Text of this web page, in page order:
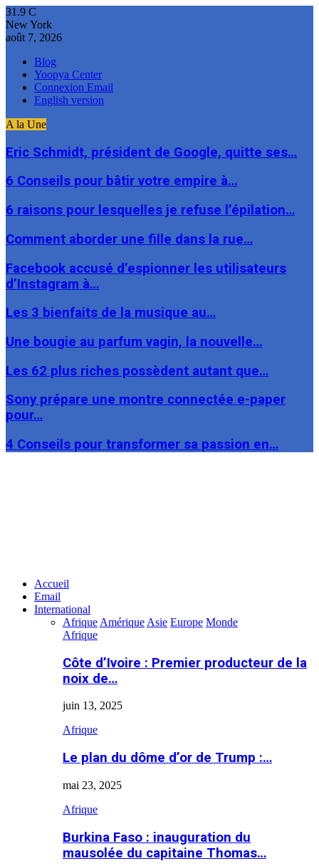
31.9 C
New York
août 7, 2026
Blog
Yoopya Center
Connexion Email
English version
A la Une
Eric Schmidt, président de Google, quitte ses…
6 Conseils pour bâtir votre empire à…
6 raisons pour lesquelles je refuse l’épilation…
Comment aborder une fille dans la rue…
Facebook accusé d’espionner les utilisateurs
d’Instagram à…
Les 3 bienfaits de la musique au…
Une bougie au parfum vagin, la nouvelle…
Les 62 plus riches possèdent autant que…
Sony prépare une montre connectée e-paper
pour…
4 Conseils pour transformer sa passion en…
Accueil
Email
International
Afrique Amérique Asie Europe Monde
Afrique
Côte d’Ivoire : Premier producteur de la
noix de…
juin 13, 2025
Afrique
Le plan du dôme d’or de Trump :…
mai 23, 2025
Afrique
Burkina Faso : inauguration du
mausolée du capitaine Thomas…